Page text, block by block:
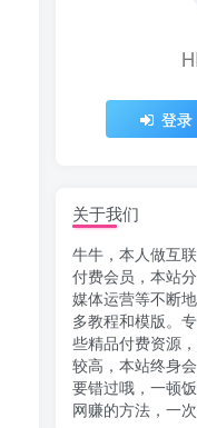
登录
关于我们
牛牛，本人做互
付费会员，本站
媒体运营等不断
多教程和模版。
些精品付费资源
较高，本站终身
要错过哦，一顿
网赚的方法，一